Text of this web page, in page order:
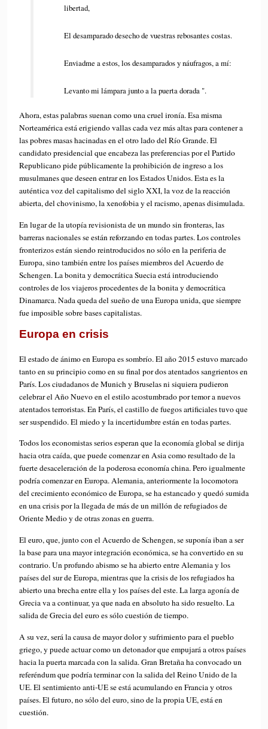
libertad,
El desamparado desecho de vuestras rebosantes costas.
Enviadme a estos, los desamparados y náufragos, a mí:
Levanto mi lámpara junto a la puerta dorada ".
Ahora, estas palabras suenan como una cruel ironía. Esa misma
Norteamérica está erigiendo vallas cada vez más altas para contener a
las pobres masas hacinadas en el otro lado del Río Grande. El
candidato presidencial que encabeza las preferencias por el Partido
Republicano pide públicamente la prohibición de ingreso a los
musulmanes que deseen entrar en los Estados Unidos. Esta es la
auténtica voz del capitalismo del siglo XXI, la voz de la reacción
abierta, del chovinismo, la xenofobia y el racismo, apenas disimulada.
En lugar de la utopía revisionista de un mundo sin fronteras, las
barreras nacionales se están reforzando en todas partes. Los controles
fronterizos están siendo reintroducidos no sólo en la periferia de
Europa, sino también entre los países miembros del Acuerdo de
Schengen. La bonita y democrática Suecia está introduciendo
controles de los viajeros procedentes de la bonita y democrática
Dinamarca. Nada queda del sueño de una Europa unida, que siempre
fue imposible sobre bases capitalistas.
Europa en crisis
El estado de ánimo en Europa es sombrío. El año 2015 estuvo marcado
tanto en su principio como en su final por dos atentados sangrientos en
París. Los ciudadanos de Munich y Bruselas ni siquiera pudieron
celebrar el Año Nuevo en el estilo acostumbrado por temor a nuevos
atentados terroristas. En París, el castillo de fuegos artificiales tuvo que
ser suspendido. El miedo y la incertidumbre están en todas partes.
Todos los economistas serios esperan que la economía global se dirija
hacia otra caída, que puede comenzar en Asia como resultado de la
fuerte desaceleración de la poderosa economía china. Pero igualmente
podría comenzar en Europa. Alemania, anteriormente la locomotora
del crecimiento económico de Europa, se ha estancado y quedó sumida
en una crisis por la llegada de más de un millón de refugiados de
Oriente Medio y de otras zonas en guerra.
El euro, que, junto con el Acuerdo de Schengen, se suponía iban a ser
la base para una mayor integración económica, se ha convertido en su
contrario. Un profundo abismo se ha abierto entre Alemania y los
países del sur de Europa, mientras que la crisis de los refugiados ha
abierto una brecha entre ella y los países del este. La larga agonía de
Grecia va a continuar, ya que nada en absoluto ha sido resuelto. La
salida de Grecia del euro es sólo cuestión de tiempo.
A su vez, será la causa de mayor dolor y sufrimiento para el pueblo
griego, y puede actuar como un detonador que empujará a otros países
hacia la puerta marcada con la salida. Gran Bretaña ha convocado un
referéndum que podría terminar con la salida del Reino Unido de la
UE. El sentimiento anti-UE se está acumulando en Francia y otros
países. El futuro, no sólo del euro, sino de la propia UE, está en
cuestión.